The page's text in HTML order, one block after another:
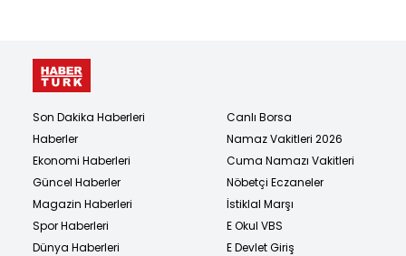
Son Dakika Haberleri
Haberler
Ekonomi Haberleri
Güncel Haberler
Magazin Haberleri
Spor Haberleri
Dünya Haberleri
Canlı Borsa
Namaz Vakitleri 2026
Cuma Namazı Vakitleri
Nöbetçi Eczaneler
İstiklal Marşı
E Okul VBS
E Devlet Giriş